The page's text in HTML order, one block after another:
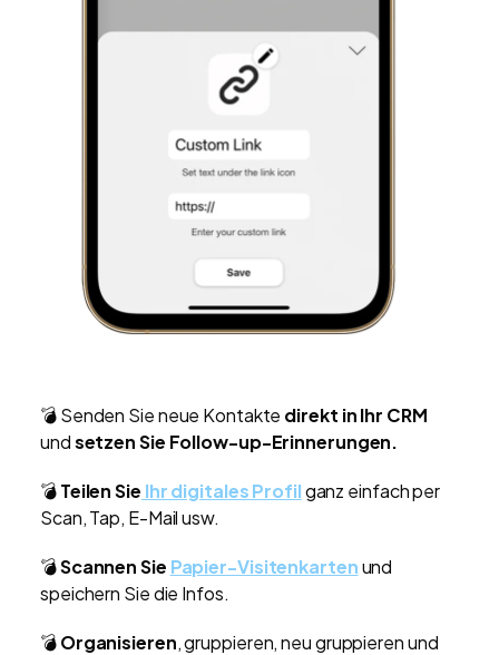
💣 Senden Sie neue Kontakte direkt in Ihr CRM
undsetzen Sie Follow-up-Erinnerungen.
💣Teilen Sie Ihr digitales Profilganz einfach per
Scan, Tap, E-Mail usw.
💣Scannen Sie Papier-Visitenkartenund
speichern Sie die Infos.
💣Organisieren, gruppieren, neu gruppieren und